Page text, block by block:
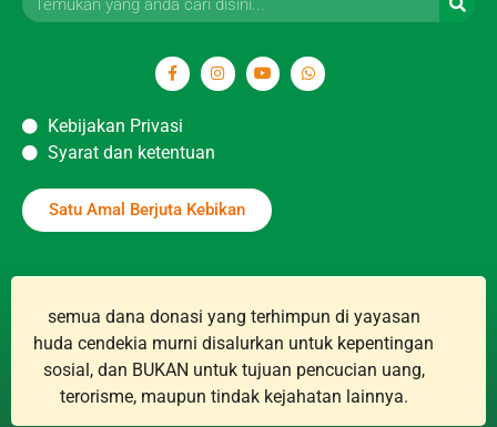
Kebijakan Privasi
Syarat dan ketentuan
Satu Amal Berjuta Kebikan
semua dana donasi yang terhimpun di yayasan
huda cendekia murni disalurkan untuk kepentingan
sosial, dan BUKAN untuk tujuan pencucian uang,
terorisme, maupun tindak kejahatan lainnya.